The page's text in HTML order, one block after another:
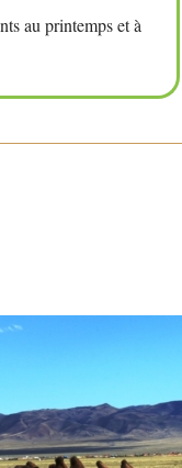
au printemps et à